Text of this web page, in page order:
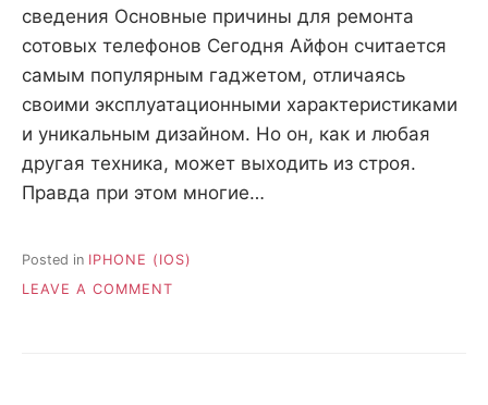
сведения Основные причины для ремонта
сотовых телефонов Сегодня Айфон считается
самым популярным гаджетом, отличаясь
своими эксплуатационными характеристиками
и уникальным дизайном. Но он, как и любая
другая техника, может выходить из строя.
Правда при этом многие…
Posted in IPHONE (IOS)
LEAVE A COMMENT